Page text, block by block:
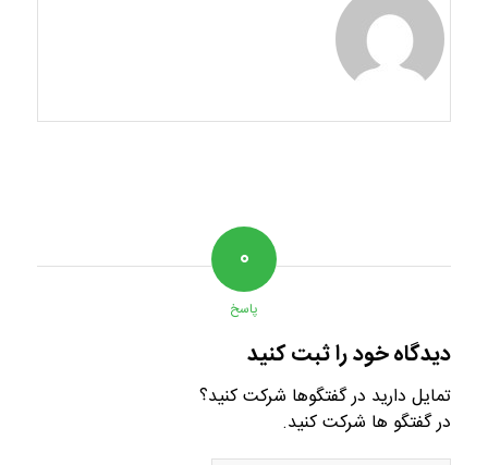
۰
پاسخ
دیدگاه خود را ثبت کنید
تمایل دارید در گفتگوها شرکت کنید؟
در گفتگو ها شرکت کنید.